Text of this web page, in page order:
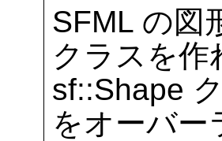
SFML の図
クラスを作
sf::Shape
をオーバー